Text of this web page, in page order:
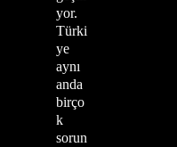
yor.
Türki
ye
aynı
anda
birço
k
sorun